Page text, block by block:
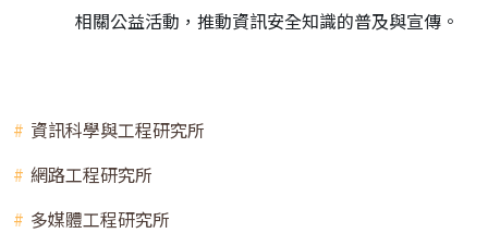
相關公益活動，推動資訊安全知識的普及與宣傳。
資訊科學與工程研究所
網路工程研究所
多媒體工程研究所